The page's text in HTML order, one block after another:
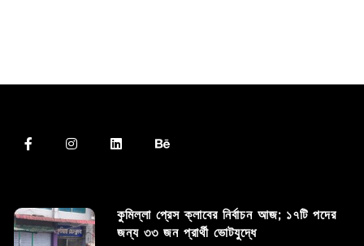
কুমিল্লা প্রেস ক্লাবের নির্বাচন আজ; ১৭টি পদের
জন্য ৩৩ জন প্রার্থী ভোটযুদ্ধে